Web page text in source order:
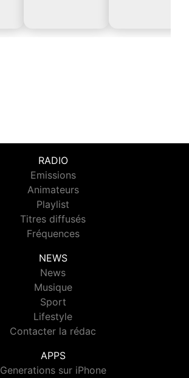
RADIO
Emissions
Animateurs
Playlist
Titres diffusés
Fréquences
NEWS
News
Musique
Sport
Lifestyle
Contacter la rédac
APPS
Generations sur iPhone